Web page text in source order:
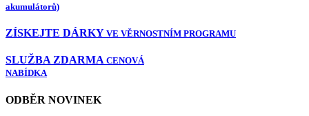
akumulátorů)
ZÍSKEJTE DÁRKY VE VĚRNOSTNÍM PROGRAMU
SLUŽBA ZDARMA CENOVÁ
NABÍDKA
ODBĚR NOVINEK